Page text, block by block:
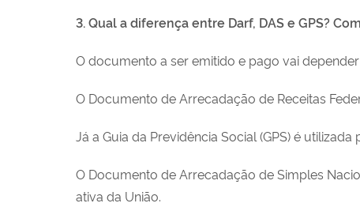
3. Qual a diferença entre Darf, DAS e GPS?
O documento a ser emitido e pago vai
O Documento de Arrecadação de Receitas
Já a Guia da Previdência Social (GPS) é
O Documento de Arrecadação de Simples
ativa da União.